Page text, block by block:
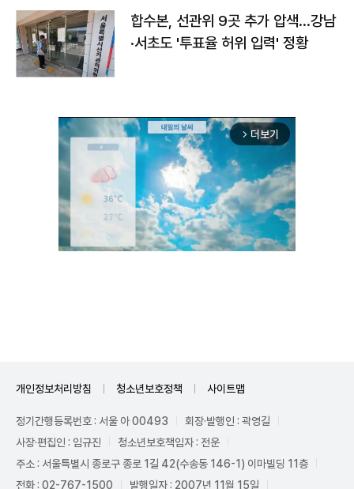
합수본, 선관위 9곳 추가 압색…강남
·서초도 '투표율 허위 입력' 정황
arrow_forward_ios 더보기
개인정보처리방침 청소년보호정책 사이트맵
정기간행등록번호 : 서울 아 00493
회장·발행인 : 곽영길
사장·편집인 : 임규진
청소년보호책임자 : 전운
주소 : 서울특별시 종로구 종로 1길 42(수송동 146-1) 이마빌딩 11층
전화 : 02-767-1500
발행일자 : 2007년 11월 15일